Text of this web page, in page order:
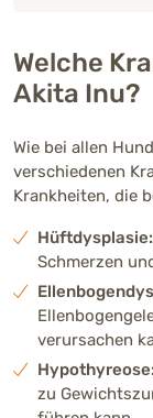
60 - 70
58 - 64
Gewicht
34 - 54
34 - 52
Welche
Akita Inu?
Wie bei allen
verschiedenen
Krankheiten, die
Hüftdysplasie:
Schmerzen
verursachen
zu